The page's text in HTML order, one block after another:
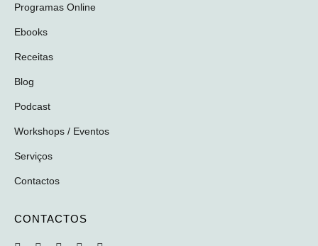
Programas Online
Ebooks
Receitas
Blog
Podcast
Workshops / Eventos
Serviços
Contactos
CONTACTOS